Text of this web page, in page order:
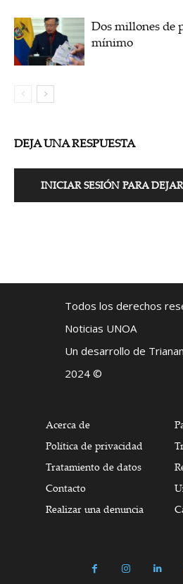
Dos millones de
mínimo
DEJA UNA RESPUESTA
INICIAR SESIÓN PARA
Todos los derechos
Noticias UNOA
Un desarrollo de
2024 ©
Acerca de
Política de privacidad
Tratamiento de datos
Contacto
Realizar una denuncia